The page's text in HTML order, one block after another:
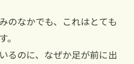
のなかでも、これはとても
るのに、なぜか足が前に出